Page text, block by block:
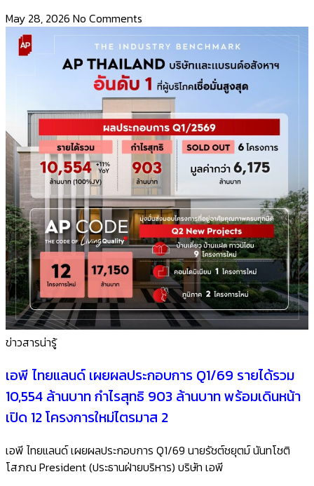
May 28, 2026 No Comments
ข่าวสารน่ารู้
เอพี ไทยแลนด์ เผยผลประกอบการ Q1/69 รายได้รวม
10,554 ล้านบาท กำไรสุทธิ 903 ล้านบาท พร้อมเดินหน้า
เปิด 12 โครงการใหม่ไตรมาส 2
เอพี ไทยแลนด์ เผยผลประกอบการ Q1/69 นายรัชต์ชยุตม์ นันทโชติ
โสภณ President (ประธานฝ่ายบริหาร) บริษัท เอพี